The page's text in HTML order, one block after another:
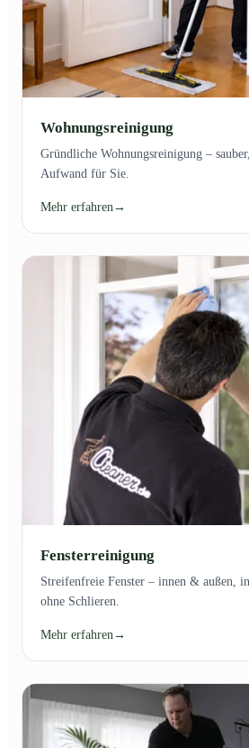
Wohnungsreinigung
Gründliche Wohnungsreinigung –
Aufwand für Sie.
Mehr erfahren →
Fensterreinigung
Streifenfreie Fenster – innen & außen,
ohne Schlieren.
Mehr erfahren→